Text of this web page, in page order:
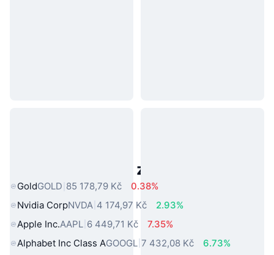
Populární aktiva z reálného světa
GoldGOLD 85 178,79 Kč
0.38%
Nvidia CorpNVDA 4 174,97 Kč
2.93%
Apple Inc.AAPL 6 449,71 Kč
7.35%
Alphabet Inc Class AGOOGL 7 432,08 Kč
6.73%